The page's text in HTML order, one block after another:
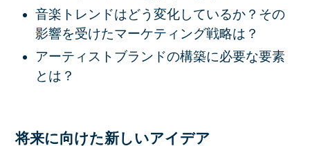
音楽トレンドはどう変化しているか？その
影響を受けたマーケティング戦略は？
アーティストブランドの構築に必要な要素
とは？
将来に向けた新しいアイデア